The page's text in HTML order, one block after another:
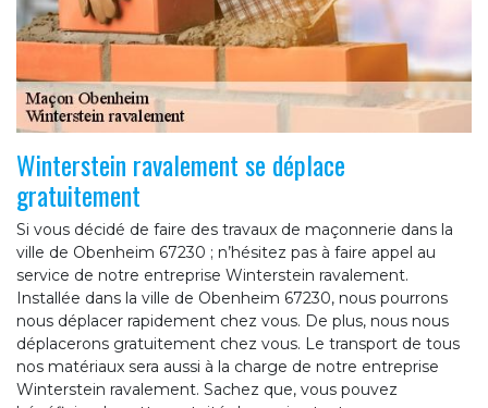
Winterstein ravalement se déplace
gratuitement
Si vous décidé de faire des travaux de maçonnerie dans la
ville de Obenheim 67230 ; n’hésitez pas à faire appel au
service de notre entreprise Winterstein ravalement.
Installée dans la ville de Obenheim 67230, nous pourrons
nous déplacer rapidement chez vous. De plus, nous nous
déplacerons gratuitement chez vous. Le transport de tous
nos matériaux sera aussi à la charge de notre entreprise
Winterstein ravalement. Sachez que, vous pouvez